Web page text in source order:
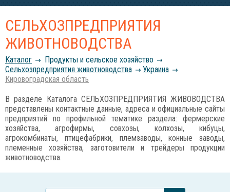
СЕЛЬХОЗПРЕДПРИЯТИЯ
ЖИВОТНОВОДСТВА
Каталог
Продукты и сельское хозяйство
Сельхозпредприятия животноводства
Украина
Кировоградская область
В разделе Каталога СЕЛЬХОЗПРЕДПРИЯТИЯ ЖИВОВОДСТВА
представлены контактные данные, адреса и официальные сайты
предприятий по профильной тематике раздела: фермерские
хозяйства, агрофирмы, совхозы, колхозы, кибуцы,
агрокомбинаты, птицефабрики, племзаводы, конные заводы,
племенные хозяйства, заготовители и трейдеры продукции
животноводства.